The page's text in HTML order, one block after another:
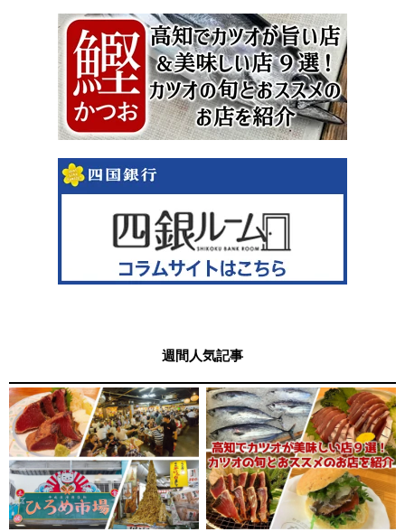
週間人気記事